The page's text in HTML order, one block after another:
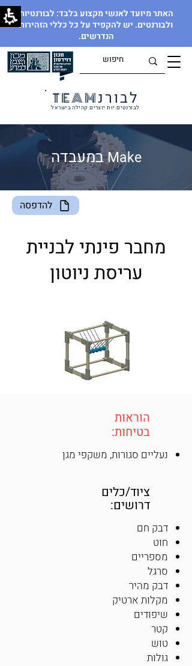
האתר מיועד לאנשי מקצוע בלבד: לבורנטיות
ולבורנטים. יש להקפיד על כל כללי הזהירות
הנדרשים.
לבורנTEAM
לבורנטים.יות יוצרים קהילה בישראל
במעבדהMake
להדפסה
מחבר פינתי לבניית
עריסת ניוטון
הוראות
בטיחות:
נעליים סגורות, משקפי מגן
ציוד/כלים
דרושים:
דבק חם
חוט
מספריים
סרגל
דבק מהיר
מקלות ארטיק
שיפודים
קטר
טוש
גולות